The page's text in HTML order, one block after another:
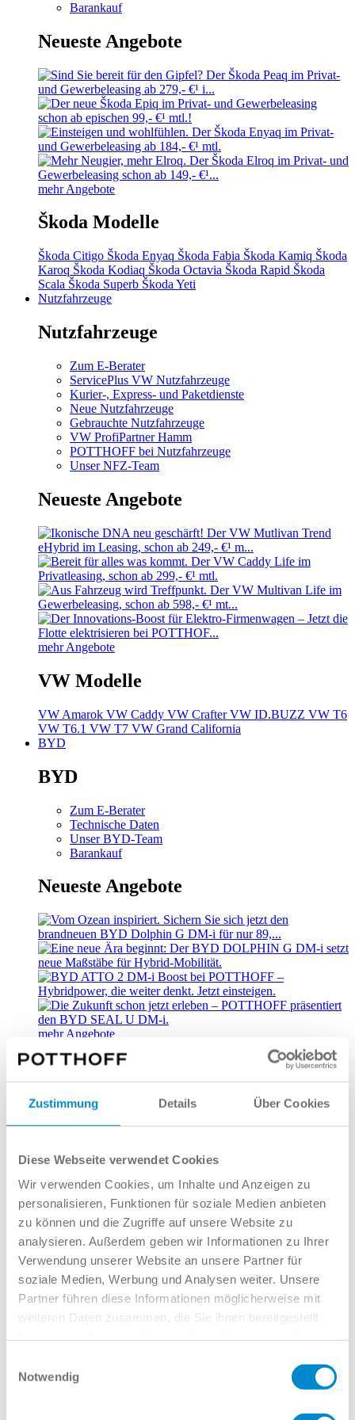
Zustimmung Details Über Cookies
Diese Webseite verwendet Cookies
Wir verwenden Cookies, um Inhalte und Anzeigen zu
personalisieren, Funktionen für soziale Medien anbieten
zu können und die Zugriffe auf unsere Website zu
analysieren. Außerdem geben wir Informationen zu Ihrer
Verwendung unserer Website an unsere Partner für
soziale Medien, Werbung und Analysen weiter. Unsere
Partner führen diese Informationen möglicherweise mit
weiteren Daten zusammen, die Sie ihnen bereitgestellt
Notwendig
Barankauf
Neueste Angebote
mehr Angebote
Škoda Modelle
Škoda Citigo Škoda Enyaq Škoda Fabia Škoda Kamiq Škoda
Karoq Škoda Kodiaq Škoda Octavia Škoda Rapid Škoda
Scala Škoda Superb Škoda Yeti
Nutzfahrzeuge
Nutzfahrzeuge
Zum E-Berater
ServicePlus VW Nutzfahrzeuge
Kurier-, Express- und Paketdienste
Neue Nutzfahrzeuge
Gebrauchte Nutzfahrzeuge
VW ProfiPartner Hamm
POTTHOFF bei Nutzfahrzeuge
Unser NFZ-Team
Neueste Angebote
mehr Angebote
VW Modelle
VW Amarok VW Caddy VW CrafterVW ID.BUZZ VW T6
VW T6.1 VW T7 VW Grand California
BYD
BYD
Zum E-Berater
Technische Daten
Unser BYD-Team
Barankauf
Neueste Angebote
mehr Angebote
Kundengruppen
Pflegedienste
Kurier-, Express- und Paketdienste
Team
Shop
Karriere
Kontakt
Großkunden
Leider ist dieses Angebot nicht
mehr verfügbar :(